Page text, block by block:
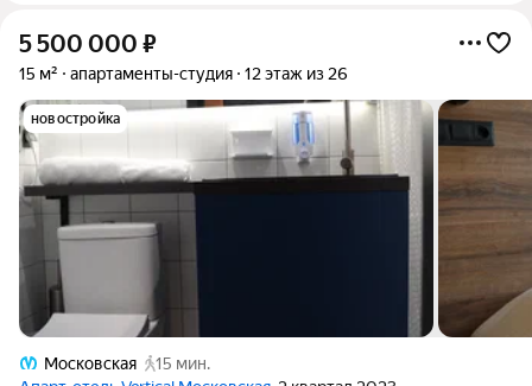
5 500 000 ₽
15 м² апартаменты-студия 12 этаж из 26
новостройка
Московская
15 мин.